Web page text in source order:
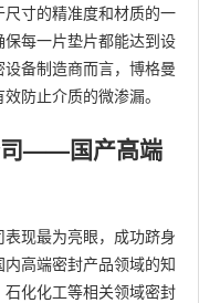
寸的精准度和材质的一
每一片垫片都能达到设
备制造商而言，博格曼
防止介质的微渗漏。
司——国产高端
现最为亮眼，成功跻身
高端密封产品领域的知
化化工等相关领域密封